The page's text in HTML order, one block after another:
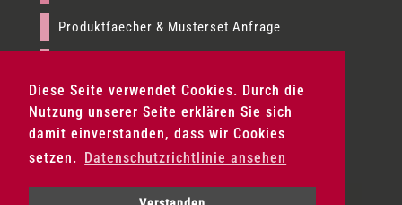
Diese Seite verwendet Cookies. Durch die
Nutzung unserer Seite erklären Sie sich
damit einverstanden, dass wir Cookies
setzen.
Datenschutzrichtlinie ansehen
Produktfaecher & Musterset Anfrage
AGB